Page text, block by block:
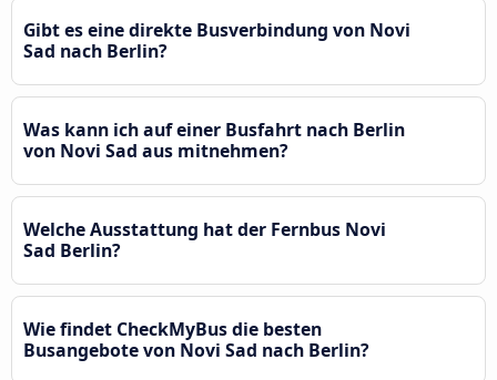
Gibt es eine direkte Busverbindung von Novi
Sad nach Berlin?
Was kann ich auf einer Busfahrt nach Berlin
von Novi Sad aus mitnehmen?
Welche Ausstattung hat der Fernbus Novi
Sad Berlin?
Wie findet CheckMyBus die besten
Busangebote von Novi Sad nach Berlin?